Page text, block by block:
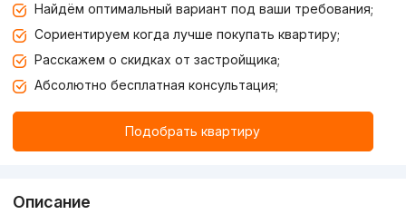
Найдём оптимальный вариант под ваши требования;
Сориентируем когда лучше покупать квартиру;
Расскажем о скидках от застройщика;
Абсолютно бесплатная консультация;
Подобрать квартиру
Описание